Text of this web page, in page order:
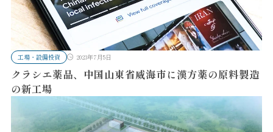
工場・設備投資 2023年7月5日
クラシエ薬品、中国山東省威海市に漢方薬の原料製造
の新工場